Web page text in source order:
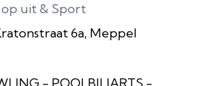
uit & Sport
6a, Meppel